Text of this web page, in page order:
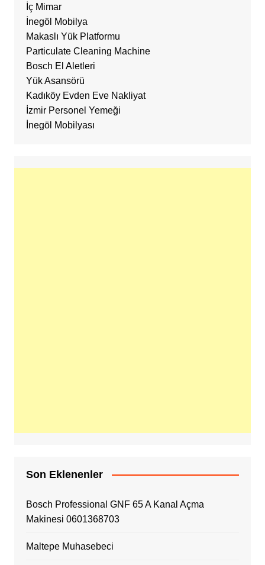
İç Mimar
İnegöl Mobilya
Makaslı Yük Platformu
Particulate Cleaning Machine
Bosch El Aletleri
Yük Asansörü
Kadıköy Evden Eve Nakliyat
İzmir Personel Yemeği
İnegöl Mobilyası
Son Eklenenler
Bosch Professional GNF 65 A Kanal Açma
Makinesi 0601368703
Maltepe Muhasebeci